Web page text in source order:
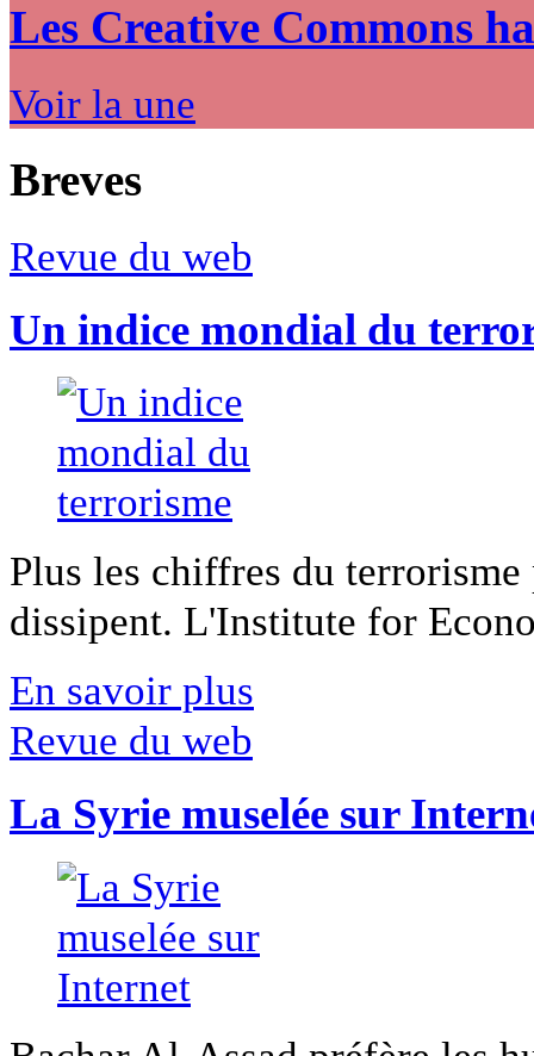
Les Creative Commons
Voir la une
Breves
Revue du web
Un indice mondial du
Plus les chiffres du
dissipent. L'Institute for
En savoir plus
Revue du web
La Syrie muselée sur